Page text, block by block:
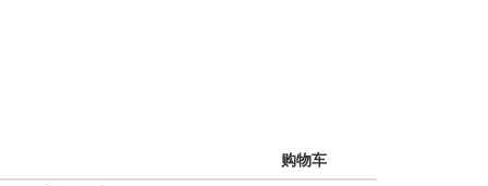
购物车